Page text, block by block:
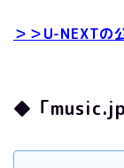
＞＞U-NEXTの
◆「music.jp